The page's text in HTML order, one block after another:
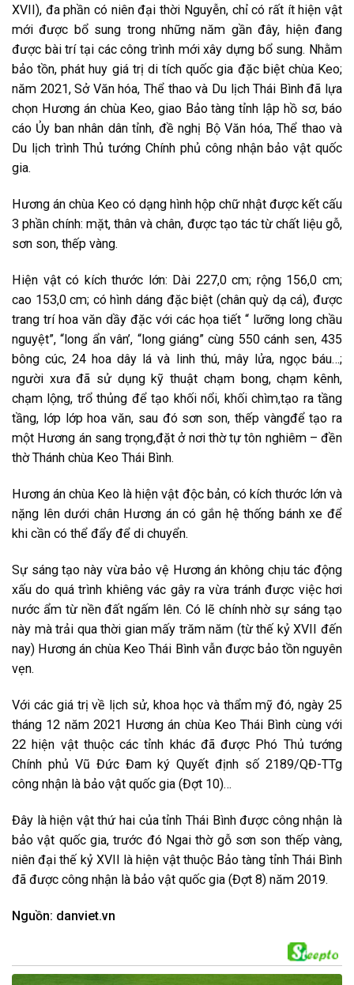
XVII), đa phần có niên đại thời Nguyễn, chỉ có rất ít hiện vật
mới được bổ sung trong những năm gần đây, hiện đang
được bài trí tại các công trình mới xây dựng bổ sung. Nhằm
bảo tồn, phát huy giá trị di tích quốc gia đặc biệt chùa Keo;
năm 2021, Sở Văn hóa, Thể thao và Du lịch Thái Bình đã lựa
chọn Hương án chùa Keo, giao Bảo tàng tỉnh lập hồ sơ, báo
cáo Ủy ban nhân dân tỉnh, đề nghị Bộ Văn hóa, Thể thao và
Du lịch trình Thủ tướng Chính phủ công nhận bảo vật quốc
gia.
Hương án chùa Keo có dạng hình hộp chữ nhật được kết cấu
3 phần chính: mặt, thân và chân, được tạo tác từ chất liệu gỗ,
sơn son, thếp vàng.
Hiện vật có kích thước lớn: Dài 227,0 cm; rộng 156,0 cm;
cao 153,0 cm; có hình dáng đặc biệt (chân quỳ dạ cá), được
trang trí hoa văn dầy đặc với các họa tiết “ lưỡng long chầu
nguyệt”, “long ẩn vân’, “long giáng” cùng 550 cánh sen, 435
bông cúc, 24 hoa dây lá và linh thú, mây lửa, ngọc báu…;
người xưa đã sử dụng kỹ thuật chạm bong, chạm kênh,
chạm lộng, trổ thủng để tạo khối nổi, khối chìm,tạo ra tầng
tầng, lớp lớp hoa văn, sau đó sơn son, thếp vàngđể tạo ra
một Hương án sang trọng,đặt ở nơi thờ tự tôn nghiêm – đền
thờ Thánh chùa Keo Thái Bình.
Hương án chùa Keo là hiện vật độc bản, có kích thước lớn và
nặng lên dưới chân Hương án có gắn hệ thống bánh xe để
khi cần có thể đẩy để di chuyển.
Sự sáng tạo này vừa bảo vệ Hương án không chịu tác động
xấu do quá trình khiêng vác gây ra vừa tránh được việc hơi
nước ẩm từ nền đất ngấm lên. Có lẽ chính nhờ sự sáng tạo
này mà trải qua thời gian mấy trăm năm (từ thế kỷ XVII đến
nay) Hương án chùa Keo Thái Bình vẫn được bảo tồn nguyên
vẹn.
Với các giá trị về lịch sử, khoa học và thẩm mỹ đó, ngày 25
tháng 12 năm 2021 Hương án chùa Keo Thái Bình cùng với
22 hiện vật thuộc các tỉnh khác đã được Phó Thủ tướng
Chính phủ Vũ Đức Đam ký Quyết định số 2189/QĐ-TTg
công nhận là bảo vật quốc gia (Đợt 10)…
Đây là hiện vật thứ hai của tỉnh Thái Bình được công nhận là
bảo vật quốc gia, trước đó Ngai thờ gỗ sơn son thếp vàng,
niên đại thế kỷ XVII là hiện vật thuộc Bảo tàng tỉnh Thái Bình
đã được công nhận là bảo vật quốc gia (Đợt 8) năm 2019.
Nguồn: danviet.vn